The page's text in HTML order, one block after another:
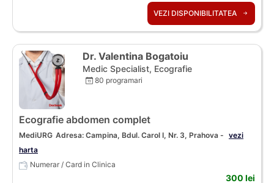
VEZI DISPONIBILITATEA
Dr. Valentina Bogatoiu
Medic Specialist, Ecografie
80 programari
Ecografie abdomen complet
MediURG Adresa: Campina, Bdul. Carol I, Nr. 3, Prahova - vezi
harta
Numerar / Card in Clinica
300 lei